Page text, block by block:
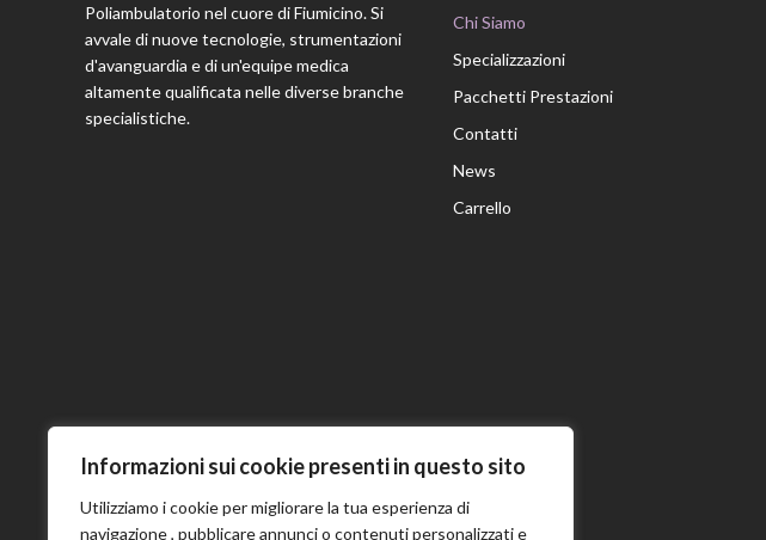
Informazioni sui cookie presenti in questo sito
Utilizziamo i cookie per migliorare la tua esperienza di
navigazione , pubblicare annunci o contenuti personalizzati e
Poliambulatorio nel cuore di Fiumicino. Si
avvale di nuove tecnologie, strumentazioni
d'avanguardia e di un'equipe medica
altamente qualificata nelle diverse branche
specialistiche.
Chi Siamo
Specializzazioni
Pacchetti Prestazioni
Contatti
News
Carrello